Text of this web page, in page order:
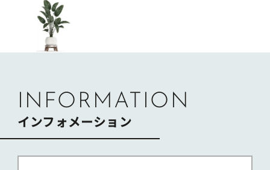
シ
INFORMATION
インフォメーション